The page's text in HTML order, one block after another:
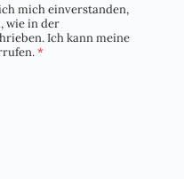
mich einverstanden,
wie in der
Ich kann meine
*